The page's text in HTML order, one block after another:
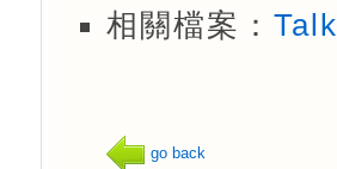
相關檔案：
go back